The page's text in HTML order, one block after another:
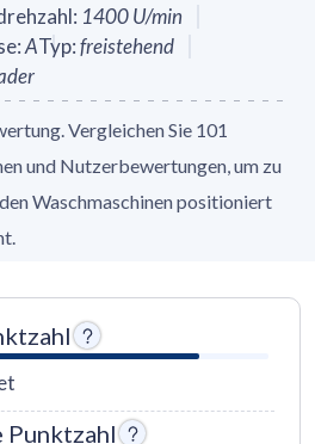
: 1400U/min
:ATyp:freistehend
Vergleichen Sie 101
und Nutzerbewertungen, um zu
Waschmaschinen positioniert
Punktzahl